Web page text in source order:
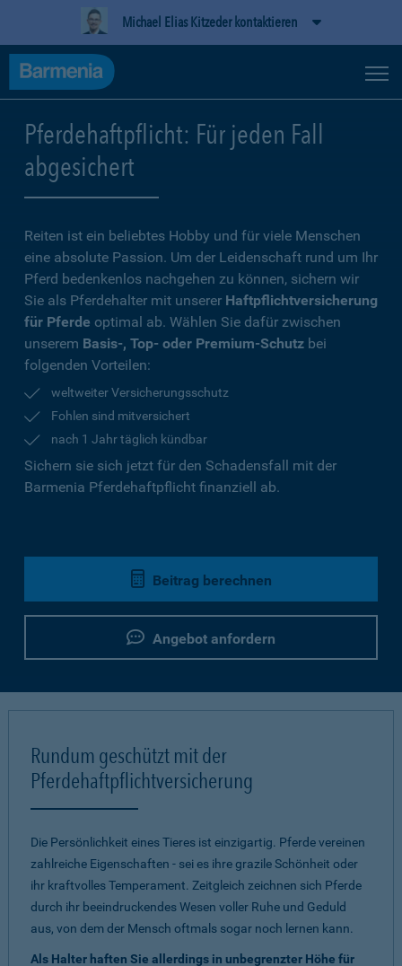
Michael Elias Kitzeder kontaktieren
Pferdehaftpflicht: Für jeden Fall
abgesichert
Reiten ist ein beliebtes Hobby und für viele Menschen
eine absolute Passion. Um der Leidenschaft rund um Ihr
Pferd bedenkenlos nachgehen zu können, sichern wir
Sie als Pferdehalter mit unserer Haftpflichtversicherung
für Pferde optimal ab. Wählen Sie dafür zwischen
unserem Basis-, Top- oder Premium-Schutz bei
folgenden Vorteilen:
weltweiter Versicherungsschutz
Fohlen sind mitversichert
nach 1 Jahr täglich kündbar
Sichern sie sich jetzt für den Schadensfall mit der
Barmenia Pferdehaftpflicht finanziell ab.
Beitrag berechnen
Angebot anfordern
Rundum geschützt mit der
Pferdehaftpflichtversicherung
Die Persönlichkeit eines Tieres ist einzigartig. Pferde vereinen
zahlreiche Eigenschaften - sei es ihre grazile Schönheit oder
ihr kraftvolles Temperament. Zeitgleich zeichnen sich Pferde
durch ihr beeindruckendes Wesen voller Ruhe und Geduld
aus, von dem der Mensch oftmals sogar noch lernen kann.
Als Halter haften Sie allerdings in unbegrenzter Höhe für